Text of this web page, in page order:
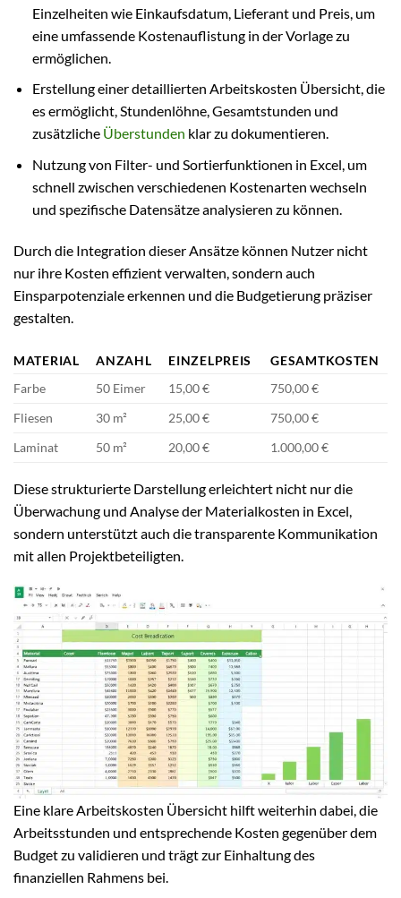
Einzelheiten wie Einkaufsdatum, Lieferant und Preis, um
eine umfassende Kostenauflistung in der Vorlage zu
ermöglichen.
Erstellung einer detaillierten Arbeitskosten Übersicht, die
es ermöglicht, Stundenlöhne, Gesamtstunden und
zusätzliche Überstunden klar zu dokumentieren.
Nutzung von Filter- und Sortierfunktionen in Excel, um
schnell zwischen verschiedenen Kostenarten wechseln
und spezifische Datensätze analysieren zu können.
Durch die Integration dieser Ansätze können Nutzer nicht
nur ihre Kosten effizient verwalten, sondern auch
Einsparpotenziale erkennen und die Budgetierung präziser
gestalten.
MATERIAL ANZAHL EINZELPREIS
GESAMTKOSTEN
Farbe
50 Eimer 15,00 €
750,00 €
Fliesen
30 m² 25,00 €
750,00 €
Laminat
50 m² 20,00 € 1.000,00 €
Diese strukturierte Darstellung erleichtert nicht nur die
Überwachung und Analyse der Materialkosten in Excel,
sondern unterstützt auch die transparente Kommunikation
mit allen Projektbeteiligten.
Eine klare Arbeitskosten Übersicht hilft weiterhin dabei, die
Arbeitsstunden und entsprechende Kosten gegenüber dem
Budget zu validieren und trägt zur Einhaltung des
finanziellen Rahmens bei.